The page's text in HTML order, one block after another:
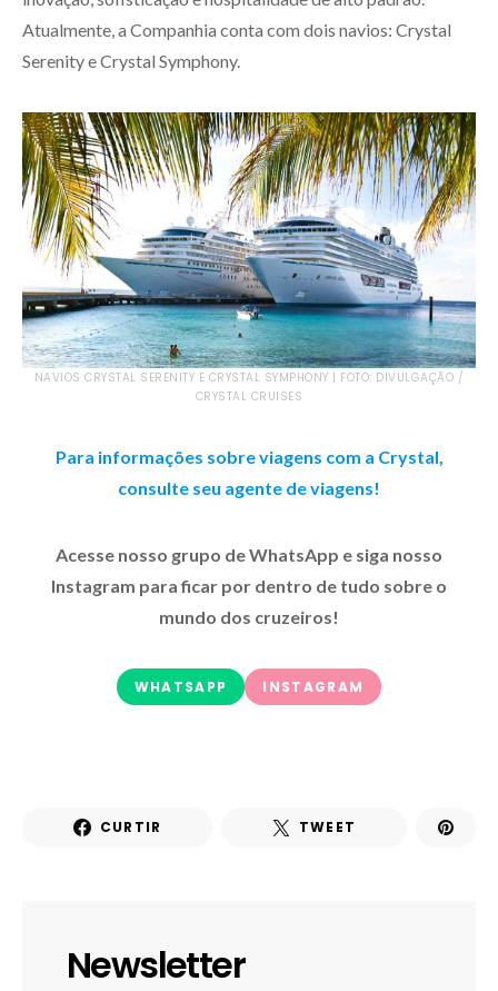
Atualmente, a Companhia conta com dois navios: Crystal
Serenity e Crystal Symphony.
NAVIOS CRYSTAL SERENITY E CRYSTAL SYMPHONY | FOTO: DIVULGAÇÃO /
CRYSTAL CRUISES
Para informações sobre viagens com a Crystal,
consulte seu agente de viagens!
Acesse nosso grupo de WhatsApp e siga nosso
Instagram para ficar por dentro de tudo sobre o
mundo dos cruzeiros!
WHATSAPP INSTAGRAM
CURTIR TWEET
Newsletter